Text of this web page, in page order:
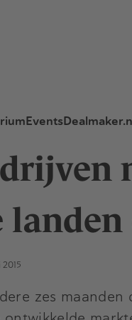
Events
landen
2015
zes